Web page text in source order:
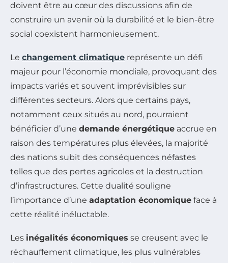
doivent être au cœur des discussions afin de
construire un avenir où la durabilité et le bien-être
social coexistent harmonieusement.
Le changement climatique représente un défi
majeur pour l’économie mondiale, provoquant des
impacts variés et souvent imprévisibles sur
différentes secteurs. Alors que certains pays,
notamment ceux situés au nord, pourraient
bénéficier d’une demande énergétique accrue en
raison des températures plus élevées, la majorité
des nations subit des conséquences néfastes
telles que des pertes agricoles et la destruction
d’infrastructures. Cette dualité souligne
l’importance d’une adaptation économique face à
cette réalité inéluctable.
Les inégalités économiques se creusent avec le
réchauffement climatique, les plus vulnérables